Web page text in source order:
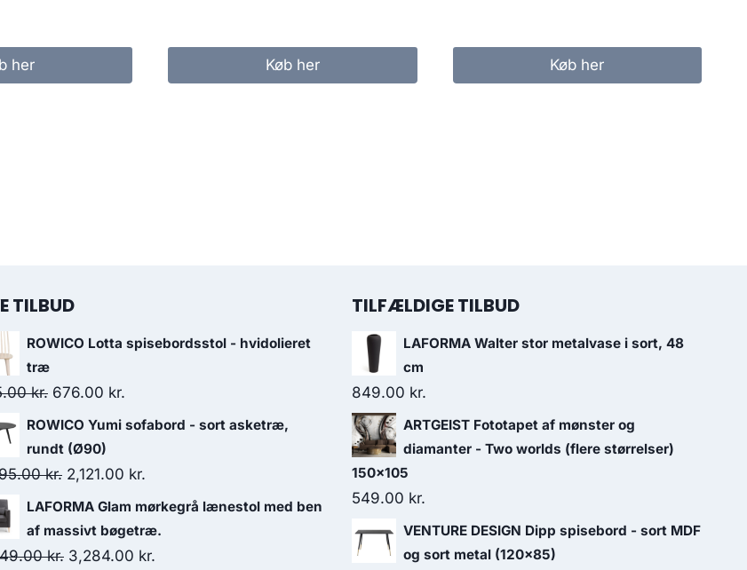
her Køb her Køb her
TILBUD
ROWICO Lotta spisebordsstol - hvidolieret
træ
kr. 676.00 kr.
ROWICO Yumi sofabord - sort asketræ,
rundt (Ø90)
kr. 2,121.00 kr.
LAFORMA Glam mørkegrå lænestol med ben
af massivt bøgetræ.
kr. 3,284.00 kr.
TILFÆLDIGE TILBUD
LAFORMA Walter stor metalvase i sort, 48
cm
849.00 kr.
ARTGEIST Fototapet af mønster og
diamanter - Two worlds (flere størrelser)
150x105
549.00 kr.
VENTURE DESIGN Dipp spisebord - sort MDF
og sort metal (120x85)